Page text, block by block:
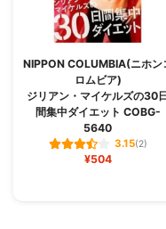
NIPPON COLUMBIA(ニホン
ロムビア)
ジリアン・マイケルズの30
間集中ダイエット COBG-
5640
3.15(2)
¥504